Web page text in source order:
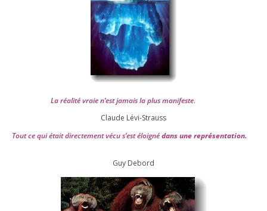
La réa­lité vraie n’est jamais la plus mani­feste.
Claude Lévi-Strauss
Tout ce qui était direc­te­ment vécu s’est éloi­gnédans une repré­sen­ta­tion.
Guy Debord